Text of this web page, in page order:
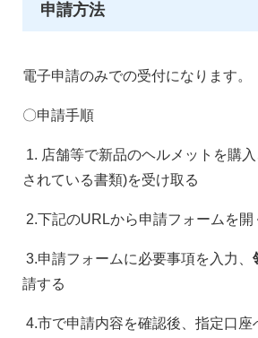
申請方法
電子申請のみでの受付になります。
〇申請手順
1. 店舗等で新品のヘルメットを購入
されている書類)を受け取る
2.下記のURLから申請フォームを開
3.申請フォームに必要事項を入力、
請する
4.市で申請内容を確認後、指定口座